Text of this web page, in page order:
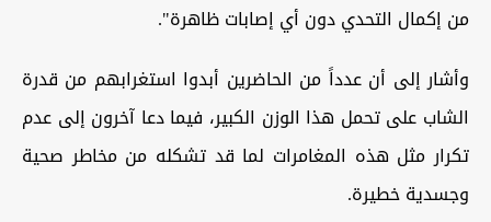
من إكمال التحدي دون أي إصابات ظاهرة".
وأشار إلى أن عدداً من الحاضرين أبدوا استغرابهم من قدرة
الشاب على تحمل هذا الوزن الكبير، فيما دعا آخرون إلى عدم
تكرار مثل هذه المغامرات لما قد تشكله من مخاطر صحية
وجسدية خطيرة.